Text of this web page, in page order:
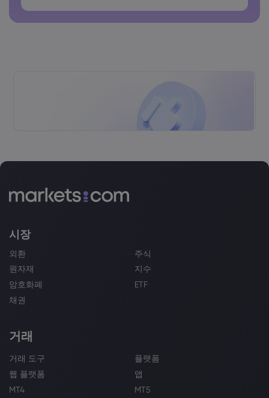
시장
외환
주식
원자재
지수
암호화폐
ETF
채권
거래
거래 도구
플랫폼
웹 플랫폼
앱
MT4
MT5